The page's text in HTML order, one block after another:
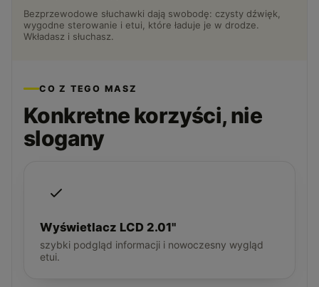
Bezprzewodowe słuchawki dają swobodę: czysty dźwięk,
wygodne sterowanie i etui, które ładuje je w drodze.
Wkładasz i słuchasz.
CO Z TEGO MASZ
Konkretne korzyści, nie
slogany
Wyświetlacz LCD 2.01"
szybki podgląd informacji i nowoczesny wygląd
etui.